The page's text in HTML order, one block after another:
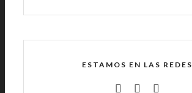
ESTAMOS EN LAS REDES